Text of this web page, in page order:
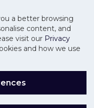
a better browsing
content, and
visit our Privacy
and how we use